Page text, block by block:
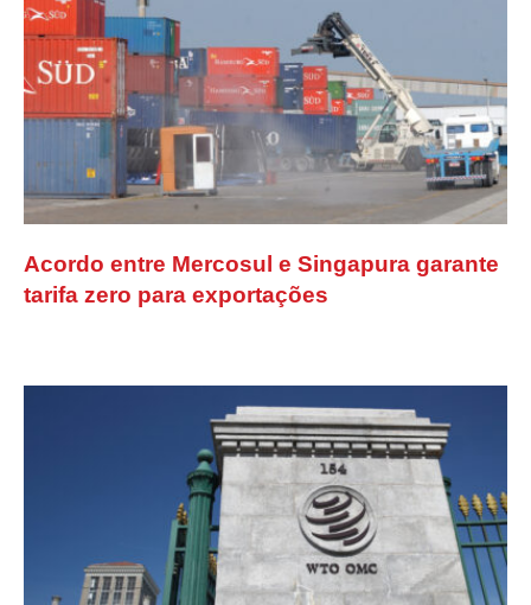
Acordo entre Mercosul e Singapura garante
tarifa zero para exportações